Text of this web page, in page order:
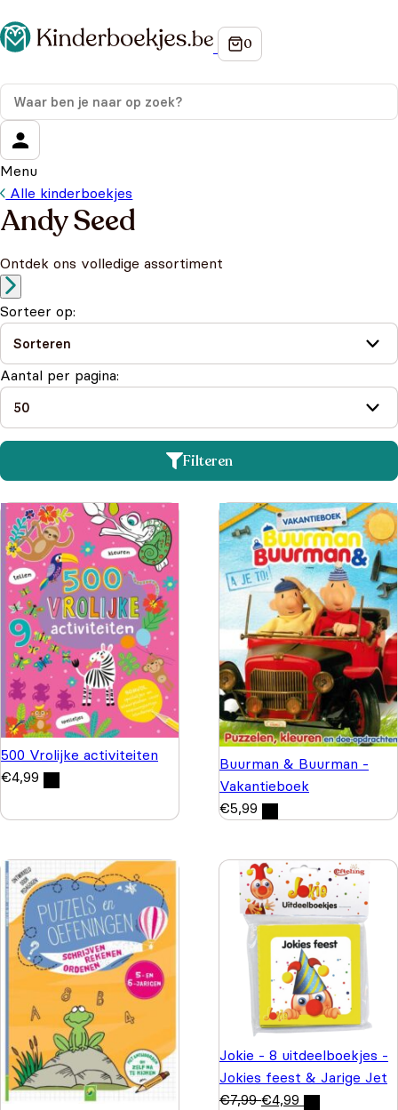
Menu
Alle kinderboekjes
Andy Seed
Ontdek ons volledige assortiment
Sorteer op:
Aantal per pagina:
Filteren
500 Vrolijke activiteiten
€4,99
Buurman & Buurman -
Vakantieboek
€5,99
Jokie - 8 uitdeelboekjes -
Jokies feest & Jarige Jet
€7,99 €4,99